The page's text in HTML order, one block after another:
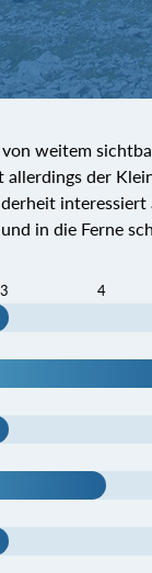
weitem
der
interessiert
in die Ferne
3 4